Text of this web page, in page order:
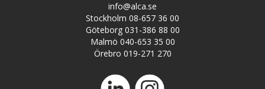
info@alca.se
Stockholm 08-657 36 00
Göteborg 031-386 88 00
Malmö 040-653 35 00
Örebro 019-271 270